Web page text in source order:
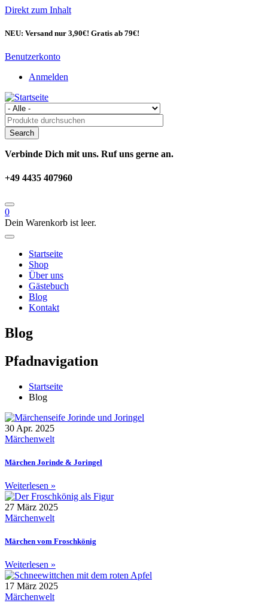
Direkt zum Inhalt
NEU: Versand nur 3,90€! Gratis ab 79€!
Benutzerkonto
Anmelden
Verbinde Dich mit uns. Ruf uns gerne an.
+49 4435 407960
0
Dein Warenkorb ist leer.
Startseite
Shop
Über uns
Gästebuch
Blog
Kontakt
Blog
Pfadnavigation
Startseite
Blog
30 Apr. 2025
Märchenwelt
Märchen Jorinde & Joringel
Weiterlesen »
27 März 2025
Märchenwelt
Märchen vom Froschkönig
Weiterlesen »
17 März 2025
Märchenwelt